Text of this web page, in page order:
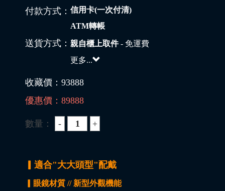
付款方式： 信用卡(一次付清)
ATM轉帳
送貨方式： 親自櫃上取件- 免運費
更多...
收藏價： 93888
優惠價： 89888
數量：
▎適合"大大頭型"配戴
▎眼鏡材質 // 新型外觀機能